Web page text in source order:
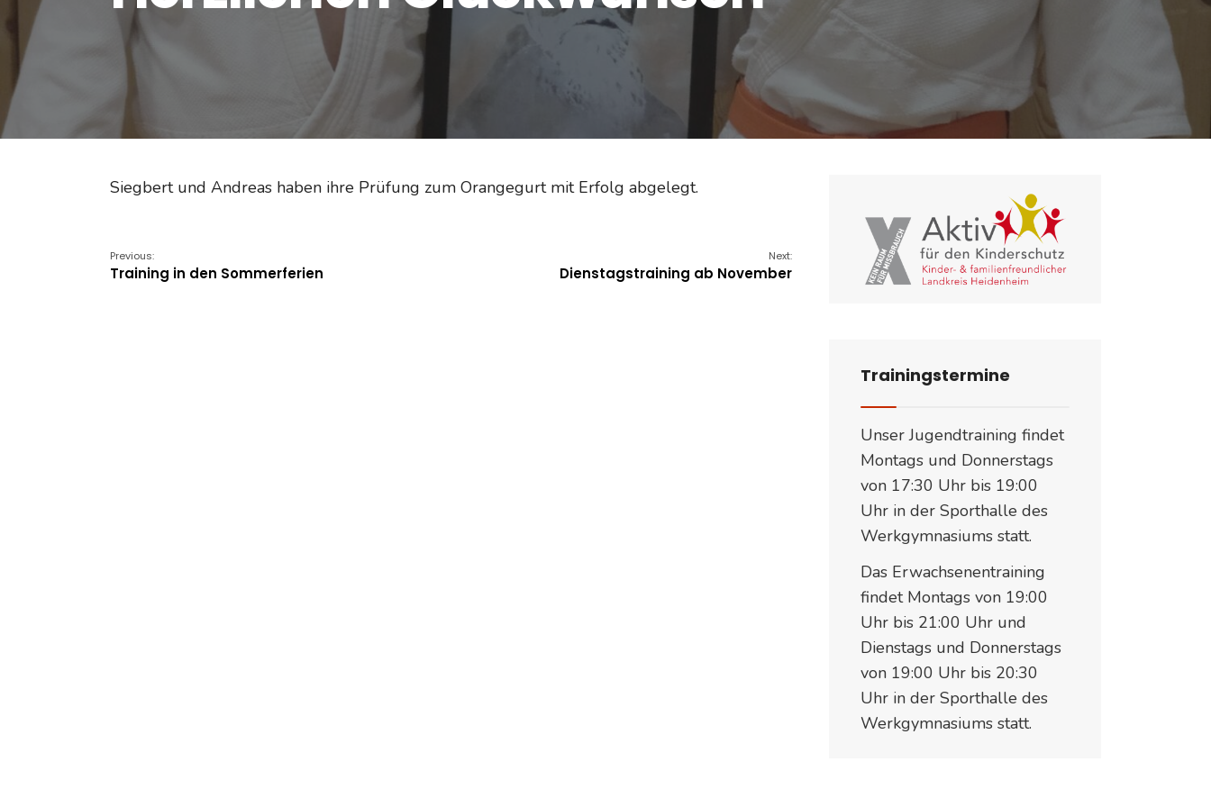
Siegbert und Andreas haben ihre Prüfung zum Orangegurt mit Erfolg abgelegt.
Previous:
Training in den Sommerferien
Next:
Dienstagstraining ab November
Trainingstermine
Unser Jugendtraining findet
Montags und Donnerstags
von 17:30 Uhr bis 19:00
Uhr in der Sporthalle des
Werkgymnasiums statt.
Das Erwachsenentraining
findet Montags von 19:00
Uhr bis 21:00 Uhr und
Dienstags und Donnerstags
von 19:00 Uhr bis 20:30
Uhr in der Sporthalle des
Werkgymnasiums statt.